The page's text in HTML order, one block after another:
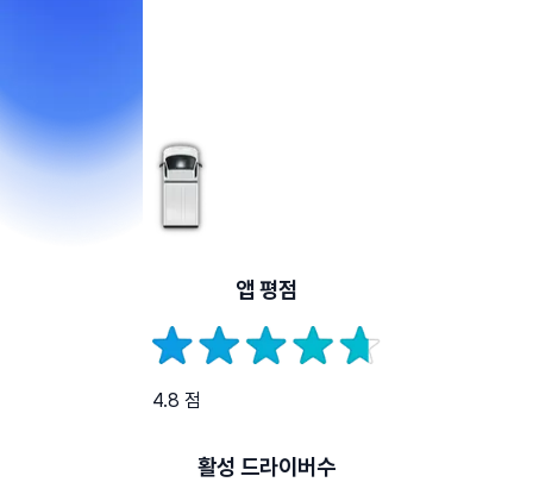
앱 평점
4.8 점
활성 드라이버수